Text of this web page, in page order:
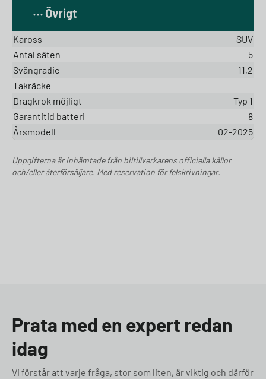
Övrigt
Kaross
SUV
Antal säten
5
Svängradie
11,2
Takräcke
Dragkrok möjligt
Typ 1
Garantitid batteri
8
Årsmodell
02-2025
Uppgifterna är inhämtade från biltillverkarens officiella källor
och/eller återförsäljare. Med reservation för felskrivningar.
Prata med en expert redan
idag
Vi förstår att varje fråga, stor som liten, är viktig och därför